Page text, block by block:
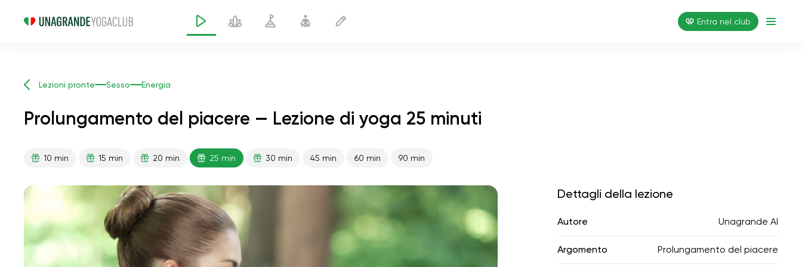
Entra nel club
Lezioni pronte Sesso Energia
Prolungamento del piacere — Lezione di yoga 25 minuti
10 min 15 min 20 min 25 min 30 min 45 min 60 min 90 min
Dettagli della lezione
Autore Unagrande AI
Argomento Prolungamento del piacere